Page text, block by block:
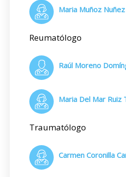
Maria Muñoz Nuñez
Reumatólogo
Raúl Moreno
Maria Del Mar Ruiz
Traumatólogo
Carmen Coronilla